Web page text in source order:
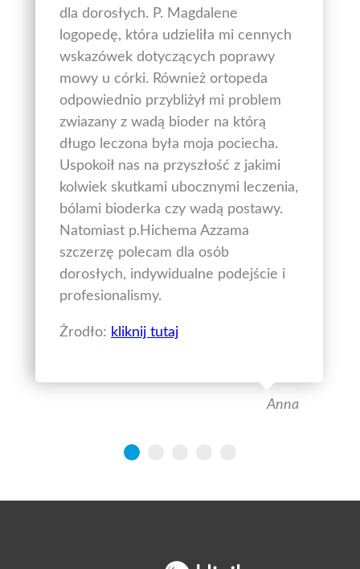
dla dorosłych. P. Magdalene
logopedę, która udzieliła mi cennych
wskazówek dotyczących poprawy
mowy u córki. Również ortopeda
odpowiednio przybliżył mi problem
zwiazany z wadą bioder na którą
długo leczona była moja pociecha.
Uspokoił nas na przyszłość z jakimi
kolwiek skutkami ubocznymi leczenia,
bólami bioderka czy wadą postawy.
Natomiast p.Hichema Azzama
szczerzę polecam dla osób
dorosłych, indywidualne podejście i
profesionalismy.
Żrodło: kliknij tutaj
Anna